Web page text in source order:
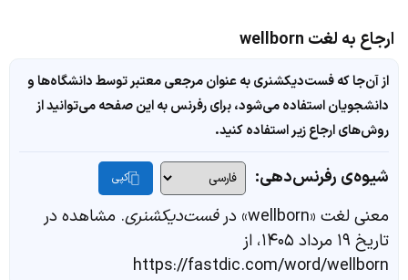
ارجاع به لغت wellborn
از آن‌جا که فست‌دیکشنری به عنوان مرجعی معتبر توسط دانشگاه‌ها و
دانشجویان استفاده می‌شود، برای رفرنس به این صفحه می‌توانید از
روش‌های ارجاع زیر استفاده کنید.
شیوه‌ی رفرنس‌دهی: کپی
معنی لغت «wellborn» در فست‌دیکشنری. مشاهده در
تاریخ ۱۹ مرداد ۱۴۰۵، از
https://fastdic.com/word/wellborn